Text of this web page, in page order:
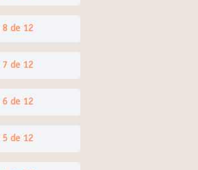
8 de 12
7 de 12
6 de 12
5 de 12